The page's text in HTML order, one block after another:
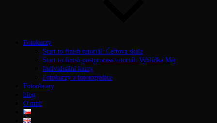
Fotokurzy
Start to finish tutoriál: Čertova skála
Start to finish postprocess tutoriál: Vyhlídka Máj
Individuální kurzy
Fotokurzy a fotoexpedice
Fotoobrazy
blog
O mně